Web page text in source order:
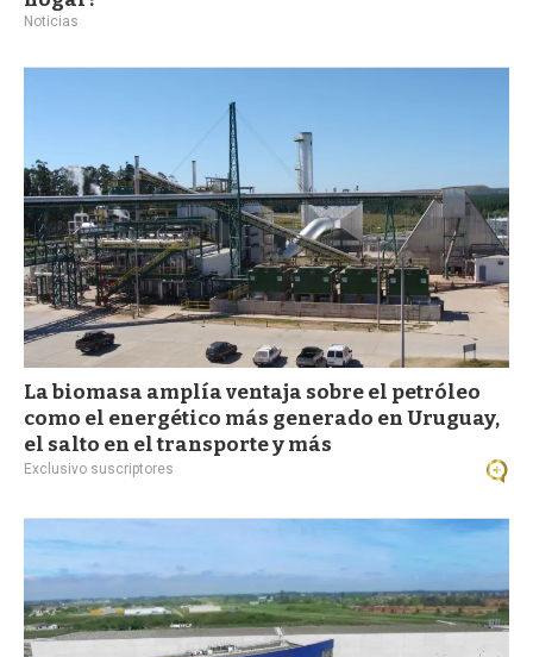
Noticias
La biomasa amplía ventaja sobre el petróleo
como el energético más generado en Uruguay,
el salto en el transporte y más
Exclusivo suscriptores